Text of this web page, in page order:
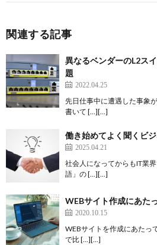
関連する記事
異なるベンダーのL2ス
題
2022.04.25
先日仕事中に遭遇した事象
書いて […][…]
働き始めてよく聞くビ
2025.04.21
社会人になってからもIT業
語」の […][…]
WEBサイト作成にあた
2020.10.15
WEBサイトを作成にあたっ
で比 […][…]